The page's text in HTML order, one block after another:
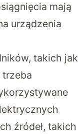
mają
urządzenia
takich jak
źródeł, takich